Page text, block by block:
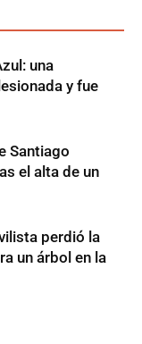
una
y fue
Santiago
el alta de un
perdió la
un árbol en la